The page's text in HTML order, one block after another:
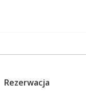
Rezerwacja